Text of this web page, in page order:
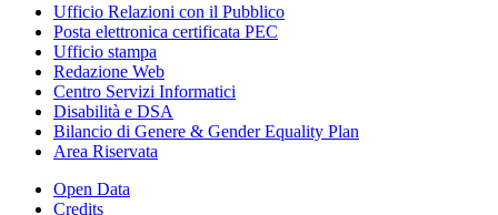
Ufficio Relazioni con il Pubblico
Posta elettronica certificata PEC
Ufficio stampa
Redazione Web
Centro Servizi Informatici
Disabilità e DSA
Bilancio di Genere & Gender Equality Plan
Area Riservata
Open Data
Credits